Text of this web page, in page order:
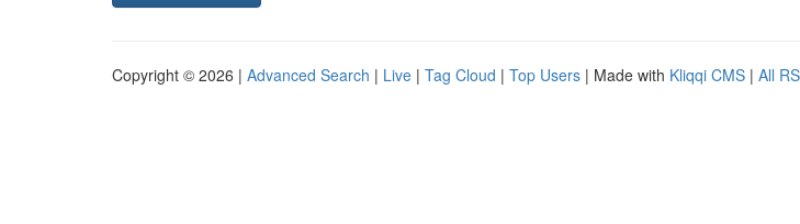
Copyright © 2026 | Advanced Search | Live | Tag Cloud | Top Users | Made with Kliqqi CMS | All